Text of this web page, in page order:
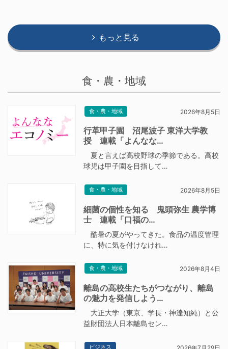
もっと見る
食・農・地域
食・農・地域 2026年8月5日
行革甲子園 沼尾波子 東洋大学教
授 連載「よんなな…
夏と言えば高校野球の季節である。高校
球児は甲子園を目指して…
食・農・地域 2026年8月5日
細菌の個性を知る 鬼頭弥生 農学博
士 連載「口福の…
酷暑の夏がやってきた。食品の温度管理
に、特に気を付けなけれ…
食・農・地域 2026年8月4日
離島の高校生たちがつながり、離島
の魅力を発信しよう…
大正大学（東京、学長・神達知純）と公
益財団法人日本離島セン…
ビジネス